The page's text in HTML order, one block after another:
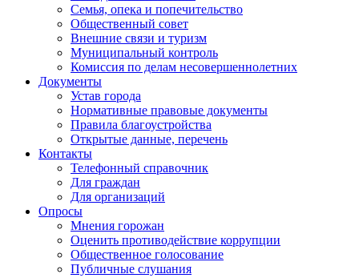
Семья, опека и попечительство
Общественный совет
Внешние связи и туризм
Муниципальный контроль
Комиссия по делам несовершеннолетних
Документы
Устав города
Нормативные правовые документы
Правила благоустройства
Открытые данные, перечень
Контакты
Телефонный справочник
Для граждан
Для организаций
Опросы
Мнения горожан
Оценить противодействие коррупции
Общественное голосование
Публичные слушания